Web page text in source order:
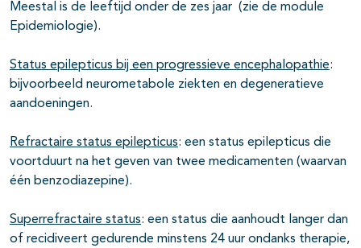
Meestal is de leeftijd onder de zes jaar (zie de module
Epidemiologie).
Status epilepticus bij een progressieve encephalopathie:
bijvoorbeeld neurometabole ziekten en degeneratieve
aandoeningen.
Refractaire status epilepticus: een status epilepticus die
voortduurt na het geven van twee medicamenten (waarvan
één benzodiazepine).
Superrefractaire status: een status die aanhoudt langer dan
of recidiveert gedurende minstens 24 uur ondanks therapie,